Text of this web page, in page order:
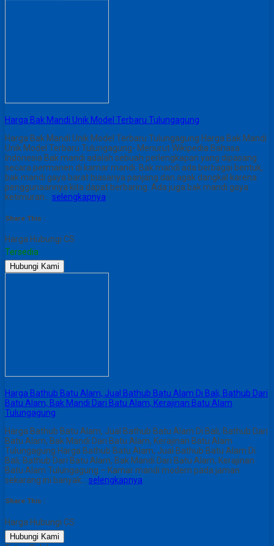
Harga Bak Mandi Unik Model Terbaru Tulungagung
Harga Bak Mandi Unik Model Terbaru Tulungagung Harga Bak Mandi
Unik Model Terbaru Tulungagung- Menurut Wikipedia Bahasa
Indonesia Bak mandi adalah sebuah perlengkapan yang dipasang
secara permanen di kamar mandi. Bak mandi ada berbagai bentuk,
bak mandi gaya barat biasanya panjang dan agak dangkal karena
penggunaannya kita dapat berbaring. Ada juga bak mandi gaya
ketimuran… selengkapnya
Share This :
Harga Hubungi CS
Tersedia
Hubungi Kami
Harga Bathub Batu Alam, Jual Bathub Batu Alam Di Bali, Bathub Dari
Batu Alam, Bak Mandi Dari Batu Alam, Kerajinan Batu Alam
Tulungagung
Harga Bathub Batu Alam, Jual Bathub Batu Alam Di Bali, Bathub Dari
Batu Alam, Bak Mandi Dari Batu Alam, Kerajinan Batu Alam
Tulungagung Harga Bathub Batu Alam, Jual Bathub Batu Alam Di
Bali, Bathub Dari Batu Alam, Bak Mandi Dari Batu Alam, Kerajinan
Batu Alam Tulungagung – Kamar mandi modern pada jaman
sekarang ini banyak… selengkapnya
Share This :
Harga Hubungi CS
Hubungi Kami